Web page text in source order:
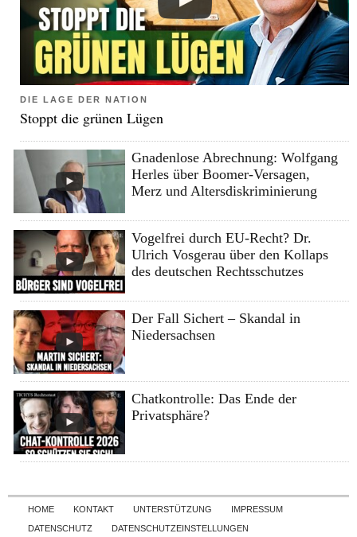
DIE LAGE DER NATION
Stoppt die grünen Lügen
Gnadenlose Abrechnung: Wolfgang
Herles über Boomer-Versagen,
Merz und Altersdiskriminierung
Vogelfrei durch EU-Recht? Dr.
Ulrich Vosgerau über den Kollaps
des deutschen Rechtsschutzes
Der Fall Sichert – Skandal in
Niedersachsen
Chatkontrolle: Das Ende der
Privatsphäre?
Skip to content
HOME KONTAKT UNTERSTÜTZUNG
IMPRESSUM
DATENSCHUTZ
DATENSCHUTZEINSTELLUNGEN